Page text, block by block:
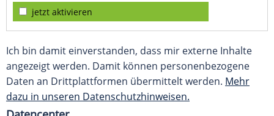
jetzt aktivieren
Ich bin damit einverstanden, dass mir externe Inhalte
angezeigt werden. Damit können personenbezogene
Daten an Drittplattformen übermittelt werden. Mehr
dazu in unseren Datenschutzhinweisen.